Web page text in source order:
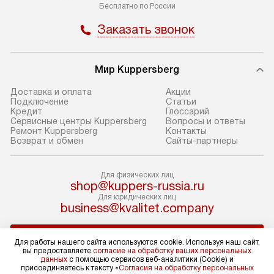
прибор до подъезда. Если
установки, предварительно
согласуйте это с менеджером.
За данную услугу взимается
дополнительная плата. Обратите
внимание на размеры прибора: если
они не позволяют пронести его
то сотрудники транспортной
службы не смогут демонтировать
дверцы, ручки или другие
гарантийного ремонта в будущем.
Перед заказом удостоверьтесь, что
по уровню, а
к
После этого
В стандартную
не входят:
и
Бесплатно по России
Заказать звонок
Мир Kuppersberg
Доставка и оплата
Подключение
Кредит
Сервисные центры Kuppersberg
Ремонт Kuppersberg
Возврат и обмен
Акции
Cтатьи
Глоссарий
Вопросы и ответы
Контакты
Сайты-партнеры
Для физических лиц
shop@kuppers-russia.ru
Для юридических лиц
business@kvalitet.company
Политика конфиденциальности
Для работы нашего сайта используются cookie. Используя наш сайт,
вы предоставляете согласие на обработку ваших персональных
данных с помощью сервисов веб-аналитики (Cookie) и
присоединяетесь к тексту «Согласия на обработку персональных